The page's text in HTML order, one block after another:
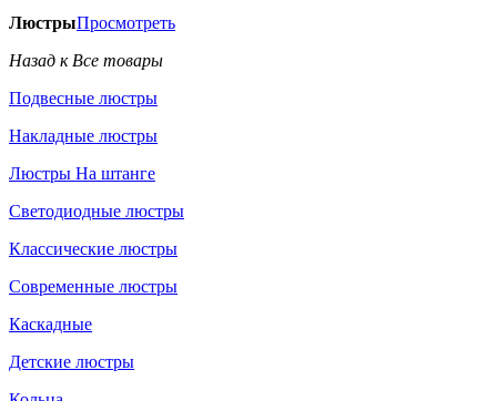
ЛюстрыПросмотреть
Назад к Все товары
Подвесные люстры
Накладные люстры
Люстры На штанге
Светодиодные люстры
Классические люстры
Современные люстры
Каскадные
Детские люстры